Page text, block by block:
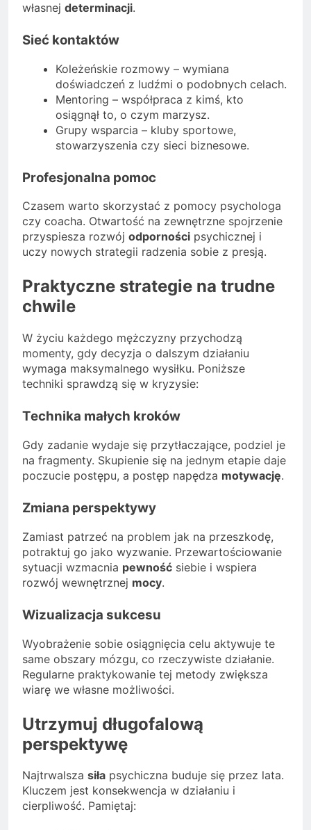
własnej determinacji.
Sieć kontaktów
Koleżeńskie rozmowy – wymiana
doświadczeń z ludźmi o podobnych celach.
Mentoring – współpraca z kimś, kto
osiągnął to, o czym marzysz.
Grupy wsparcia – kluby sportowe,
stowarzyszenia czy sieci biznesowe.
Profesjonalna pomoc
Czasem warto skorzystać z pomocy psychologa
czy coacha. Otwartość na zewnętrzne spojrzenie
przyspiesza rozwój odporności psychicznej i
uczy nowych strategii radzenia sobie z presją.
Praktyczne strategie na trudne
chwile
W życiu każdego mężczyzny przychodzą
momenty, gdy decyzja o dalszym działaniu
wymaga maksymalnego wysiłku. Poniższe
techniki sprawdzą się w kryzysie:
Technika małych kroków
Gdy zadanie wydaje się przytłaczające, podziel je
na fragmenty. Skupienie się na jednym etapie daje
poczucie postępu, a postęp napędza motywację.
Zmiana perspektywy
Zamiast patrzeć na problem jak na przeszkodę,
potraktuj go jako wyzwanie. Przewartościowanie
sytuacji wzmacnia pewność siebie i wspiera
rozwój wewnętrznej mocy.
Wizualizacja sukcesu
Wyobrażenie sobie osiągnięcia celu aktywuje te
same obszary mózgu, co rzeczywiste działanie.
Regularne praktykowanie tej metody zwiększa
wiarę we własne możliwości.
Utrzymuj długofalową
perspektywę
Najtrwalsza siła psychiczna buduje się przez lata.
Kluczem jest konsekwencja w działaniu i
cierpliwość. Pamiętaj: